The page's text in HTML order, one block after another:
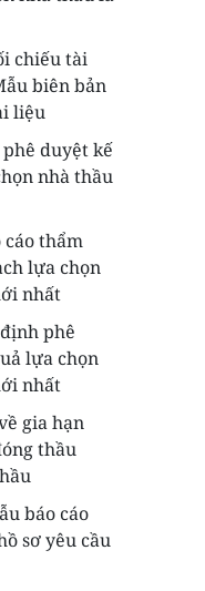
chiếu tài
biên bản
liệu
duyệt kế
nhà thầu
thẩm
lựa chọn
nhất
phê
lựa chọn
nhất
gia hạn
thầu
báo cáo
sơ yêu cầu